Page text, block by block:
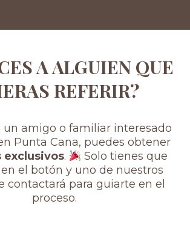
A ALGUIEN QUE
REFERIR?
un amigo o familiar interesado
Punta Cana, puedes obtener
exclusivos.
Solo tienes que
el botón y uno de nuestros
contactará para guiarte en el
proceso.